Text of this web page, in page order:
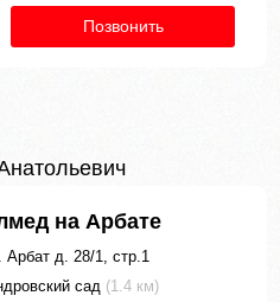
Позвонить
на Арбате
Арбат д. 28/1, стр.1
сад (1.4 км)